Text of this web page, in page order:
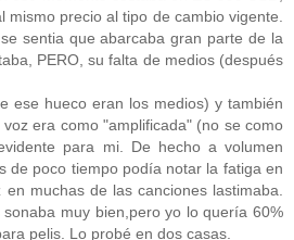
mismo precio al tipo de cambio vigente.
sentia que abarcaba gran parte de la
PERO, su falta de medios (después
ese hueco eran los medios) y también
era como "amplificada" (no se como
para mi. De hecho a volumen
de poco tiempo podía notar la fatiga en
en muchas de las canciones lastimaba.
sonaba muy bien,pero yo lo quería 60%
pelis. Lo probé en dos casas.